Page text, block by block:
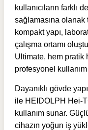
kullanıcıların farklı
sağlamasına olanak
kompakt yapı,
çalışma ortamı
Ultimate, hem pratik
profesyonel
Dayanıklı gövde
ile HEIDOLPH Hei-
kullanım sunar.
cihazın yoğun iş